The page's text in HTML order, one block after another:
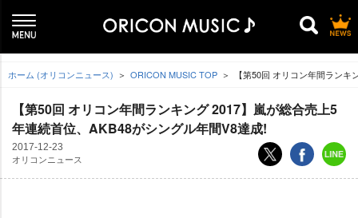
ホーム (オリコンニュース) ORICON MUSIC TOP 【第50回 オリコン年間ラン
【第50回 オリコン年間ランキング 2017】嵐が総合売上5
年連続首位、AKB48がシングル年間V8達成!
2017-12-23
オリコンニュース